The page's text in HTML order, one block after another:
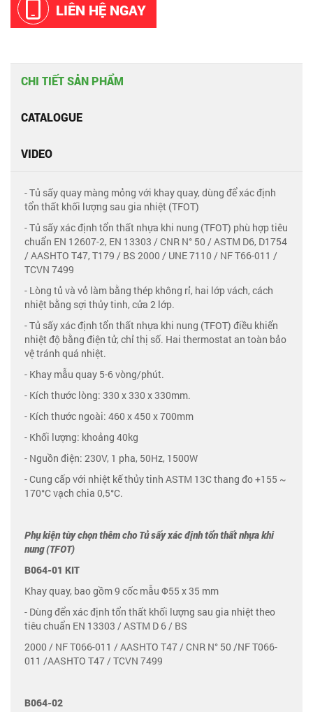
LIÊN HỆ NGAY
CHI TIẾT SẢN PHẨM
CATALOGUE
VIDEO
- Tủ sấy quay màng mỏng với khay quay, dùng để xác định
tổn thất khối lượng sau gia nhiệt (TFOT)
- Tủ sấy xác định tổn thất nhựa khi nung (TFOT) phù hợp tiêu
chuẩn EN 12607-2, EN 13303 / CNR N° 50 / ASTM D6, D1754
/ AASHTO T47, T179 / BS 2000 / UNE 7110 / NF T66-011 /
TCVN 7499
- Lòng tủ và vỏ làm bằng thép không rỉ, hai lớp vách, cách
nhiệt bằng sợi thủy tinh, cửa 2 lớp.
- Tủ sấy xác định tổn thất nhựa khi nung (TFOT) điều khiển
nhiệt độ bằng điện tử, chỉ thị số. Hai thermostat an toàn bảo
vệ tránh quá nhiệt.
- Khay mẫu quay 5-6 vòng/phút.
- Kích thước lòng: 330 x 330 x 330mm.
- Kích thước ngoài: 460 x 450 x 700mm
- Khối lượng: khoảng 40kg
- Nguồn điện: 230V, 1 pha, 50Hz, 1500W
- Cung cấp với nhiệt kế thủy tinh ASTM 13C thang đo +155 ~
170°C vạch chia 0,5°C.
Phụ kiện tùy chọn thêm cho Tủ sấy xác định tổn thất nhựa khi
nung (TFOT)
B064-01 KIT
Khay quay, bao gồm 9 cốc mẫu Φ55 x 35 mm
- Dùng đển xác định tổn thất khối lượng sau gia nhiệt theo
tiêu chuẩn EN 13303 / ASTM D 6 / BS
2000 / NF T066-011 / AASHTO T47 / CNR N° 50 /NF T066-
011 /AASHTO T47 / TCVN 7499
B064-02